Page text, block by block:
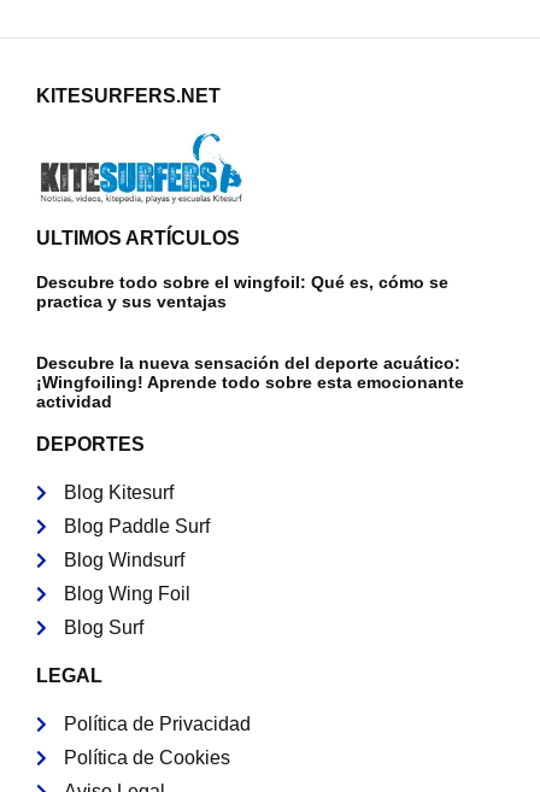
KITESURFERS.NET
ULTIMOS ARTÍCULOS
Descubre todo sobre el wingfoil: Qué es, cómo se
practica y sus ventajas
Descubre la nueva sensación del deporte acuático:
¡Wingfoiling! Aprende todo sobre esta emocionante
actividad
DEPORTES
Blog Kitesurf
Blog Paddle Surf
Blog Windsurf
Blog Wing Foil
Blog Surf
LEGAL
Política de Privacidad
Política de Cookies